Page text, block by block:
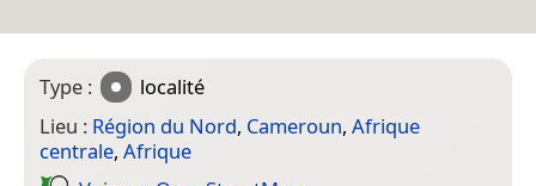
Type :
localité
Lieu : Région du Nord, Cameroun, Afrique
centrale, Afrique